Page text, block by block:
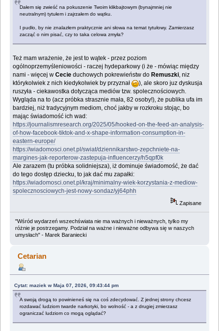
Dałem się zwieść na pokuszenie Twoim klikbajtowym (bynajmniej nie
neutralnym) tytułem i zajrzałem do wątku.
I pudło, by nie znalazłem praktycznie ani słowa na temat tytułowy. Zamierzasz
zacząć o nim pisać, czy to taka celowa zmyła?
Też mam wrażenie, że jest to wątek - przez poziom
ogólnoprzemyśleniowości - raczej hydeparkowy (i że - mówiąc między
nami - więcej wCecie duchowych pokrewieństw do Remuszki, niz
którykolwiek z nich kiedykolwiek by przyznał
), ale skoro juz dyskusja
ruszyła - ciekawostka dotycząca mediów tzw. spolecznościowych.
Wygląda na to (acz próbka strasznie mała, 82 osoby!), że publika ufa im
bardziej, niż tradycyjnym mediom, choć jakby w rozkroku stojąc, bo
mając świadomość ich wad:
https://journalismresearch.org/2025/05/hooked-on-the-feed-an-analysis-
of-how-facebook-tiktok-and-x-shape-information-consumption-in-
eastern-europe/
https://wiadomosci.onet.pl/swiat/dziennikarstwo-zepchniete-na-
margines-jak-reporterow-zastepuja-influencerzy/h5qpf0k
Ale zarazem (tu próbka solidniejsza), iż dominuje świadomość, że dać
do tego dostęp dziecku, to jak dać mu zapałki:
https://wiadomosci.onet.pl/kraj/minimalny-wiek-korzystania-z-mediow-
spolecznosciowych-jest-nowy-sondaz/yj64phh
Zapisane
"Wśród wydarzeń wszechświata nie ma ważnych i nieważnych, tylko my
różnie je postrzegamy. Podział na ważne i nieważne odbywa się w naszych
umysłach" - Marek Baraniecki
Cetarian
Cytat: maziek w Maja 07, 2026, 09:43:44 pm
A swoją drogą to powinieneś się na coś zdecydować. Z jednej strony chcesz
rozdawać ludziom twarde narkotyki, bo wolność - a z drugiej zmierzasz
ograniczać ludziom co mogą oglądać?